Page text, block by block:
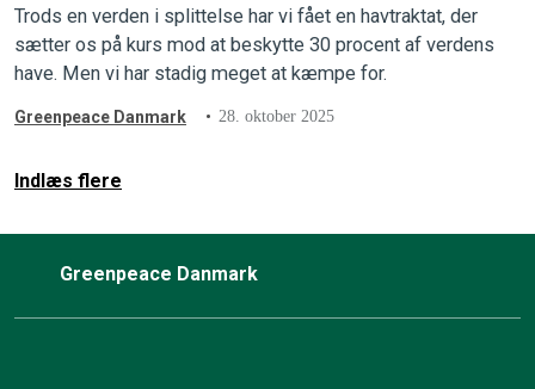
Trods en verden i splittelse har vi fået en havtraktat, der
sætter os på kurs mod at beskytte 30 procent af verdens
have. Men vi har stadig meget at kæmpe for.
Greenpeace Danmark 28. oktober 2025
Indlæs flere
Greenpeace Danmark